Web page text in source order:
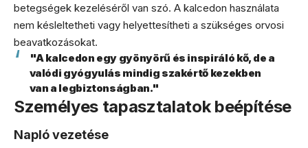
betegségek kezeléséről van szó. A kalcedon használata
nem késleltetheti vagy helyettesítheti a szükséges orvosi
beavatkozásokat.
"A kalcedon egy gyönyörű és inspiráló kő, de a
valódi gyógyulás mindig szakértő kezekben
van a legbiztonságban."
Személyes tapasztalatok beépítése
Napló vezetése